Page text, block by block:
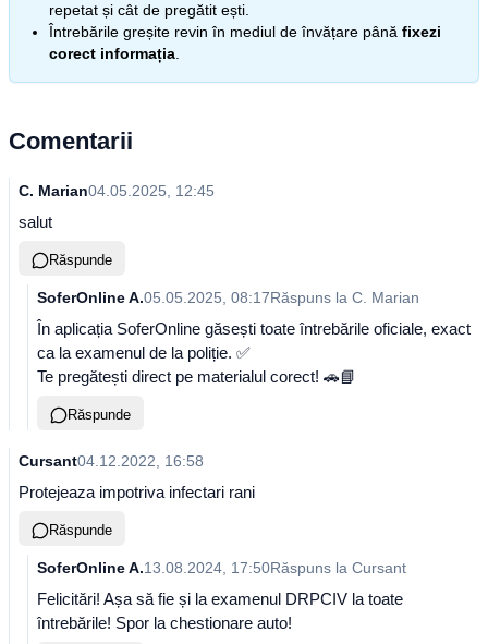
repetat și cât de pregătit ești.
Întrebările greșite revin în mediul de învățare până fixezi
corect informația
Comentarii
C. Marian04.05.2025, 12:45
salut
Răspunde
SoferOnline A.05.05.2025, 08:17Răspuns la C. Marian
În aplicația SoferOnline găsești toate întrebările oficiale, exact
ca la examenul de la poliție. ✅
Te pregătești direct pe materialul corect! 🚗📘
Răspunde
Cursant04.12.2022, 16:58
Protejeaza impotriva infectari rani
Răspunde
SoferOnline A.13.08.2024, 17:50Răspuns la Cursant
Felicitări! Așa să fie și la examenul DRPCIV la toate
întrebările! Spor la chestionare auto!